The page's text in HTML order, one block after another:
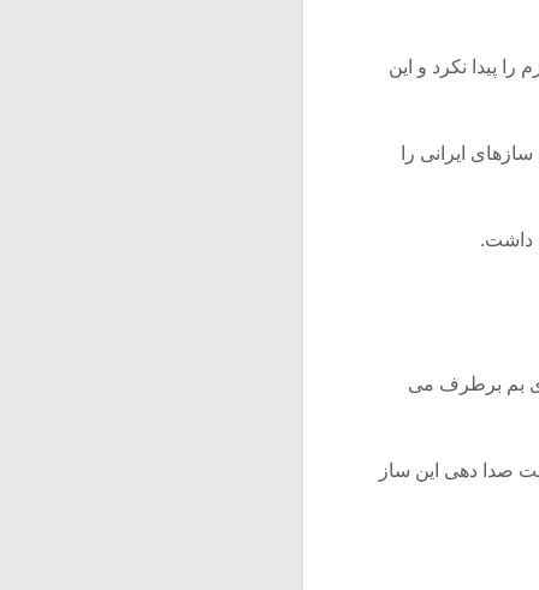
پیدا نکرد و این
ایرانی را
داشت.
بم برطرف می
صدا دهی این ساز